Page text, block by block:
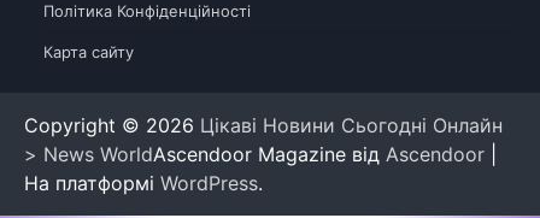
Політика Конфіденційності
Карта сайту
Copyright © 2026 Цікаві Новини Сьогодні Онлайн
> News WorldAscendoor Magazine від Ascendoor
На платформі WordPress.